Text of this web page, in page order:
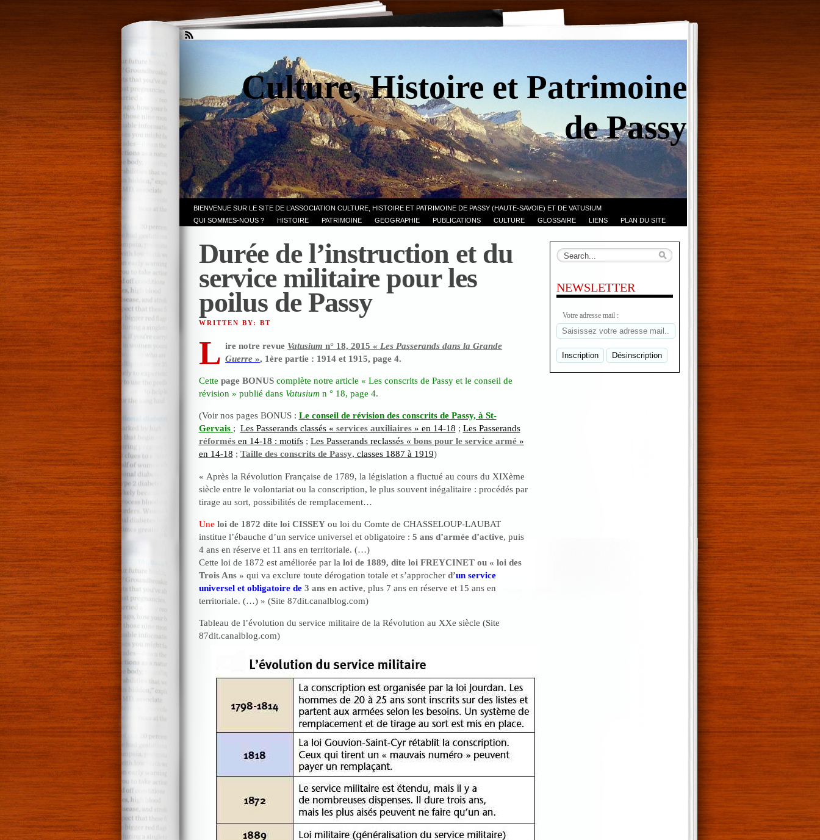
Culture, Histoire et Patrimoine
de Passy
BIENVENUE SUR LE SITE DE L’ASSOCIATION CULTURE, HISTOIRE ET PATRIMOINE DE PASSY (HAUTE-SAVOIE) ET DE VATUSIUM
QUI SOMMES-NOUS ?
HISTOIRE PATRIMOINE GEOGRAPHIE PUBLICATIONS CULTURE GLOSSAIRE LIENS PLAN DU SITE
Durée de l’instruction et du
service militaire pour les
poilus de Passy
WRITTEN BY: BT
L ire notre revue Vatusium n° 18, 2015 « Les Passerands dans la Grande
Guerre », 1ère partie : 1914 et 1915, page 4.
Cette page BONUScomplète notre article « Les conscrits de Passy et le conseil de
révision » publié dans Vatusium n ° 18, page 4.
(Voir nos pages BONUS : Le conseil de révision des conscrits de Passy, à St-
Gervais ; Les Passerands classés « services auxiliaires» en 14-18 ; Les Passerands
réformésen 14-18 : motifs; Les Passerands reclassés « bons pour le service armé »
en 14-18 ; Taille des conscrits de Passy, classes 1887 à 1919)
« Après la Révolution Française de 1789, la législation a fluctué au cours du XIXème
siècle entre le volontariat ou la conscription, le plus souvent inégalitaire : procédés par
tirage au sort, possibilités de remplacement…
Une loi de 1872 dite loi CISSEY ou loi du Comte de CHASSELOUP-LAUBAT
institue l’ébauche d’un service universel et obligatoire : 5 ans d’armée d’active, puis
4 ans en réserve et 11 ans en territoriale. (…)
Cette loi de 1872 est améliorée par la loi de 1889, dite loi FREYCINET ou « loi des
Trois Ans » qui va exclure toute dérogation totale et s’approcher d’un service
universel et obligatoire de 3 ans en active, plus 7 ans en réserve et 15 ans en
territoriale. (…) » (Site 87dit.canalblog.com)
Tableau de l’évolution du service militaire de la Révolution au XXe siècle (Site
87dit.canalblog.com)
NEWSLETTER
Votre adresse mail :